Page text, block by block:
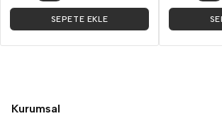
SEPETE EKLE
Kurumsal